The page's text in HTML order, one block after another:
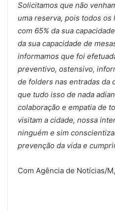
Solicitamos que não
uma reserva, pois todos
com 65% da sua
da sua capacidade de
informamos que foi
preventivo, ostensivo,
de folders nas entradas da
que tudo isso de nada
colaboração e empatia de
visitam a cidade, nossa
ninguém e sim
prevenção da vida e
Com Agência de Notícias/